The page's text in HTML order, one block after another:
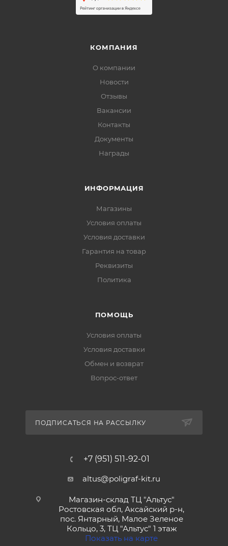
КОМПАНИЯ
О компании
Новости
Отзывы
Вакансии
Контакты
Документы
Награды
ИНФОРМАЦИЯ
Магазины
Условия оплаты
Условия доставки
Гарантия на товар
Реквизиты
Политика
ПОМОЩЬ
Условия оплаты
Условия доставки
Обмен и возврат
Вопрос-ответ
ПОДПИСАТЬСЯ НА РАССЫЛКУ
+7 (951) 511-92-01
altus@poligraf-kit.ru
Магазин-склад ТЦ "Альтус"
Ростовская обл, Аксайский р-н,
пос. Янтарный, Малое Зеленое
Кольцо, 3, ТЦ "Альтус" 1 этаж
Показать на карте